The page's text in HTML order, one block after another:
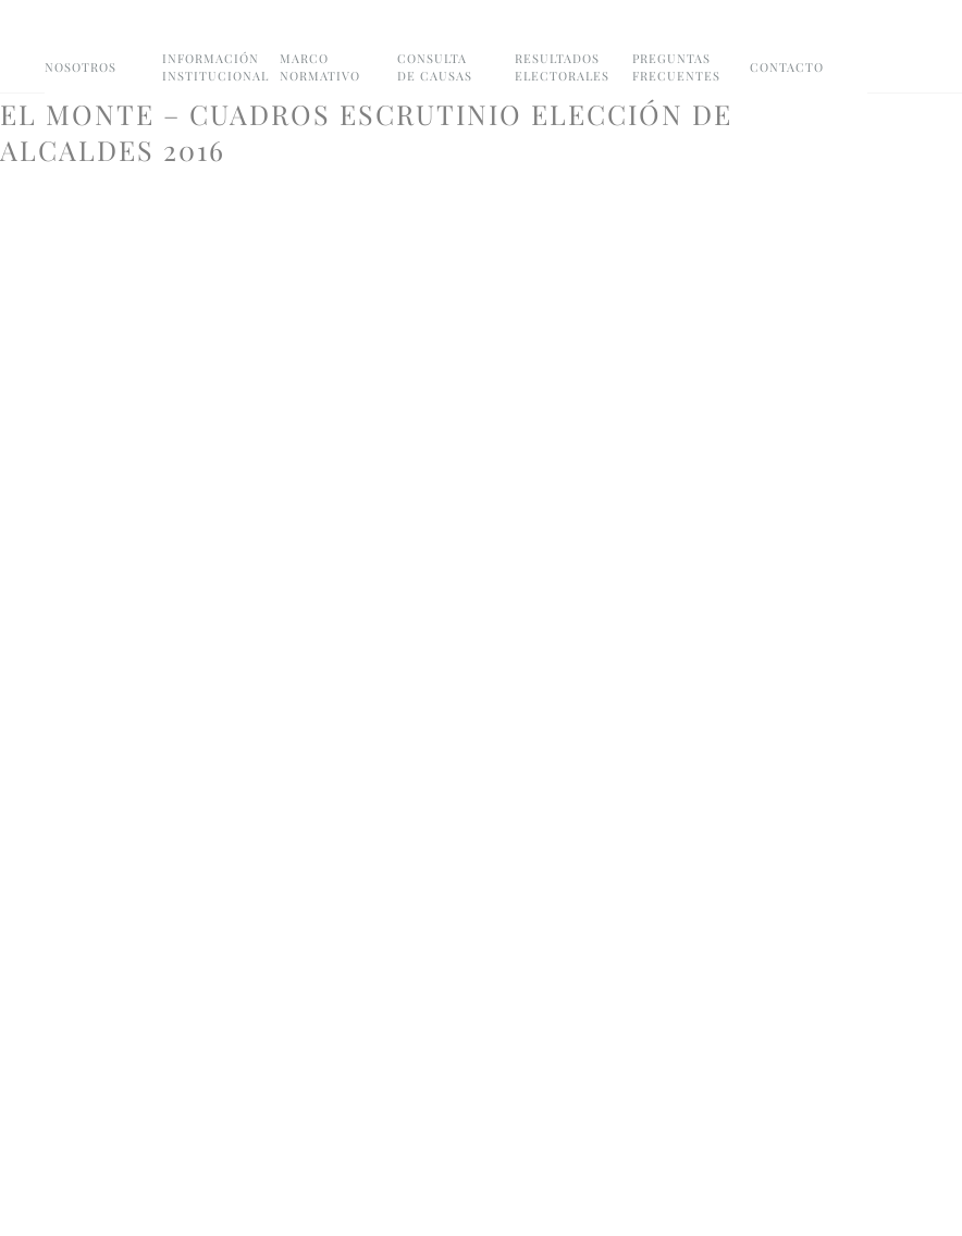
NOSOTROS
INFORMACIÓN
INSTITUCIONAL
MARCO
NORMATIVO
CONSULTA
DE CAUSAS
RESULTADOS
ELECTORALES
PREGUNTAS
FRECUENTES
CONTACTO
EL MONTE – CUADROS ESCRUTINIO ELECCIÓN DE
ALCALDES 2016